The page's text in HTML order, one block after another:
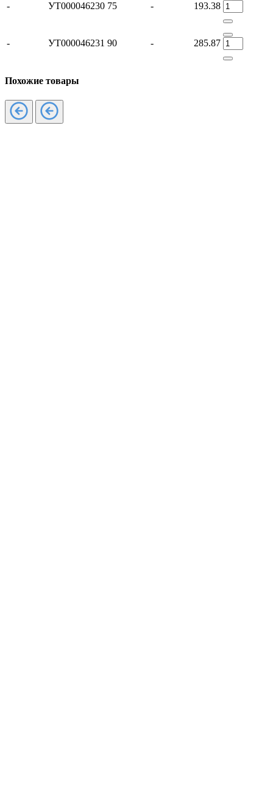
- УТ000046230 75 - 193.38
- УТ000046231 90 - 285.87
Похожие товары